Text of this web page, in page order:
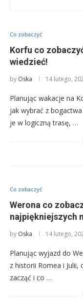
Co zobaczyć
Korfu co
wiedzieć!
by Oska 14 lutego,
Planując wakacje na
jak wybrać z
je w logiczną trasę, …
Co zobaczyć
Werona co
najpiękniejszych
by Oska 14 lutego,
Planując wyjazd do
z historii Romea i
zacząć i co …